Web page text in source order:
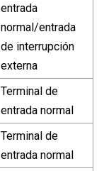
entrada
normal/entrada
de interrupción
externa
Terminal de
entrada normal
Terminal de
entrada normal